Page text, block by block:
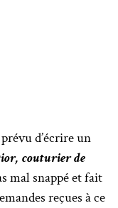
d’écrire un
couturier de
mal snappé et fait
reçues à ce